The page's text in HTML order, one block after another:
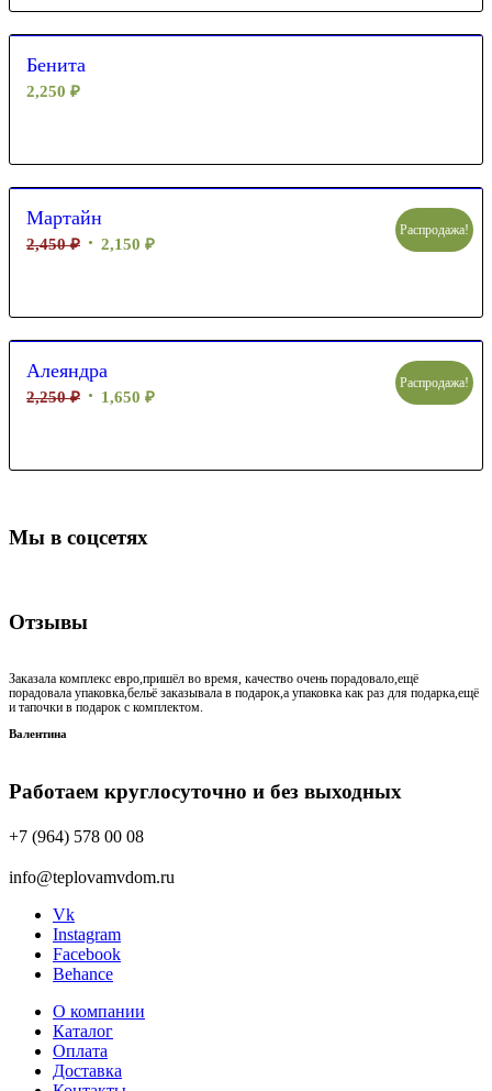
Бенита
2,250 ₽
Мартайн
2,450₽ 2,150 ₽
Распродажа!
Алеяндра
2,250₽ 1,650 ₽
Распродажа!
Мы в соцсетях
Отзывы
Заказала комплекс евро,пришёл во время, качество очень порадовало,ещё
порадовала упаковка,бельё заказывала в подарок,а упаковка как раз для подарка,ещё
и тапочки в подарок с комплектом.
Валентина
Работаем круглосуточно и без выходных
+7 (964) 578 00 08
info@teplovamvdom.ru
Vk
Instagram
Facebook
Behance
О компании
Каталог
Оплата
Доставка